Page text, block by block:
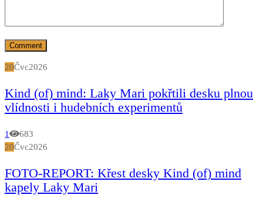
20Čvc2026
Kind (of) mind: Laky Mari pokřtili desku plnou
vlídnosti i hudebních experimentů
1
683
20Čvc2026
FOTO-REPORT: Křest desky Kind (of) mind
kapely Laky Mari